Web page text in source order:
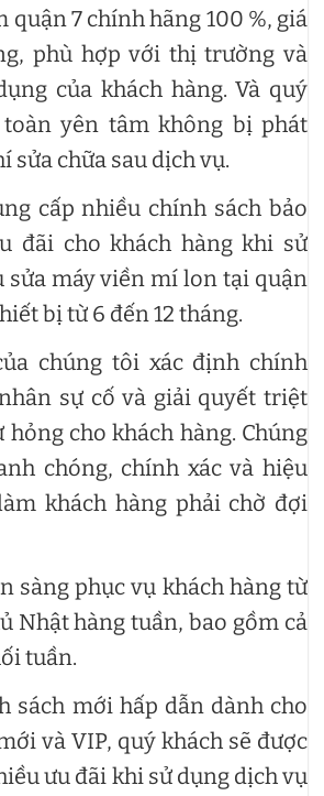
quận 7 chính hãng 100 %, giá
phù hợp với thị trường và
của khách hàng. Và quý
yên tâm không bị phát
sửa chữa sau dịch vụ.
cấp nhiều chính sách bảo
đãi cho khách hàng khi sử
sửa máy viền mí lon tại quận
bị từ 6 đến 12 tháng.
chúng tôi xác định chính
sự cố và giải quyết triệt
hỏng cho khách hàng. Chúng
chóng, chính xác và hiệu
khách hàng phải chờ đợi
sàng phục vụ khách hàng từ
Nhật hàng tuần, bao gồm cả
tuần.
sách mới hấp dẫn dành cho
và VIP, quý khách sẽ được
ưu đãi khi sử dụng dịch vụ